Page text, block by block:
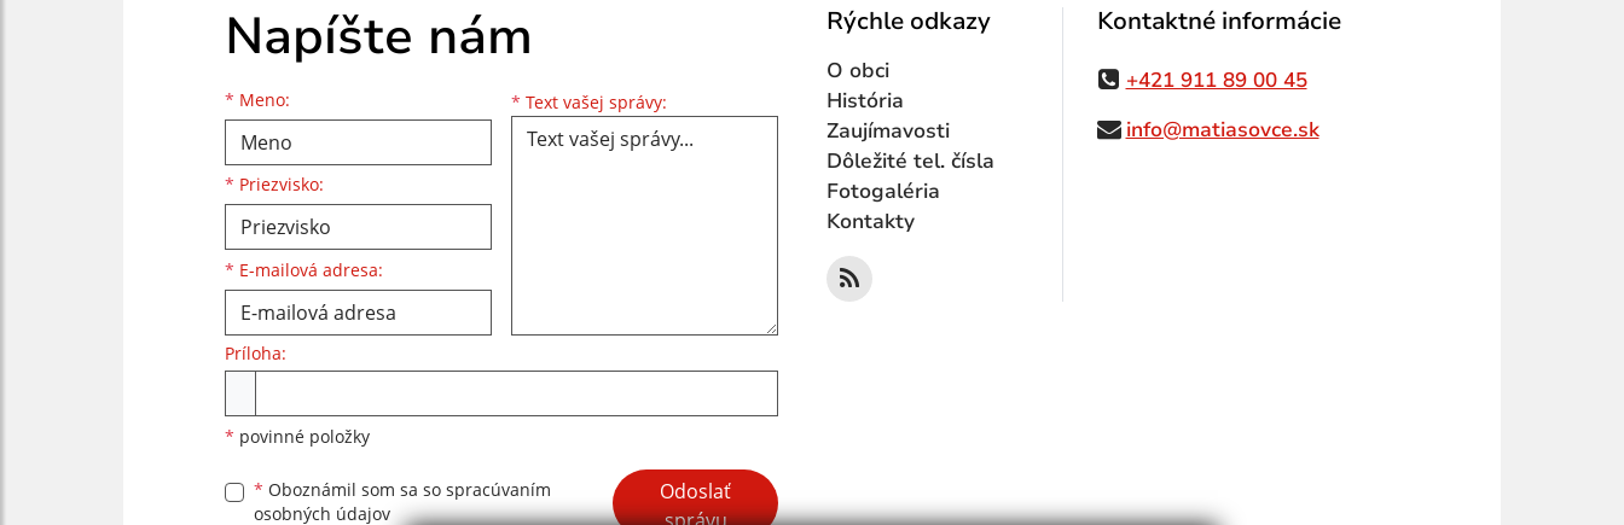
Napíšte nám
* Meno:
Meno
* Priezvisko:
Priezvisko
* E-mailová adresa:
E-mailová adresa * Text vašej správy: Text vašej správy...
Príloha:
* povinné položky
* Oboznámil som sa so spracúvaním
osobných údajov
Google reCaptcha Response
Odoslať
Rýchle odkazy
O obci
História
Zaujímavosti
Dôležité tel. čísla
Fotogaléria
Kontakty
Kontaktné informácie
+421 911 89 00 45
info@matiasovce.sk